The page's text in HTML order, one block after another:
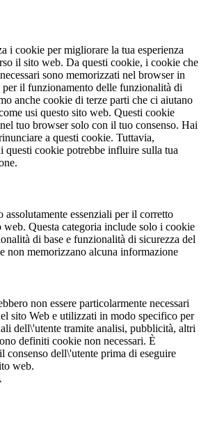
i cookie per migliorare la tua esperienza
il sito web. Da questi cookie, i cookie che
sono memorizzati nel browser in
per il funzionamento delle funzionalità di
anche cookie di terze parti che ci aiutano
usi questo sito web. Questi cookie
tuo browser solo con il tuo consenso. Hai
a questi cookie. Tuttavia,
questi cookie potrebbe influire sulla tua
assolutamente essenziali per il corretto
Questa categoria include solo i cookie
di base e funzionalità di sicurezza del
non memorizzano alcuna informazione
non essere particolarmente necessari
sito Web e utilizzati in modo specifico per
dell\'utente tramite analisi, pubblicità, altri
definiti cookie non necessari. È
consenso dell\'utente prima di eseguire
web.